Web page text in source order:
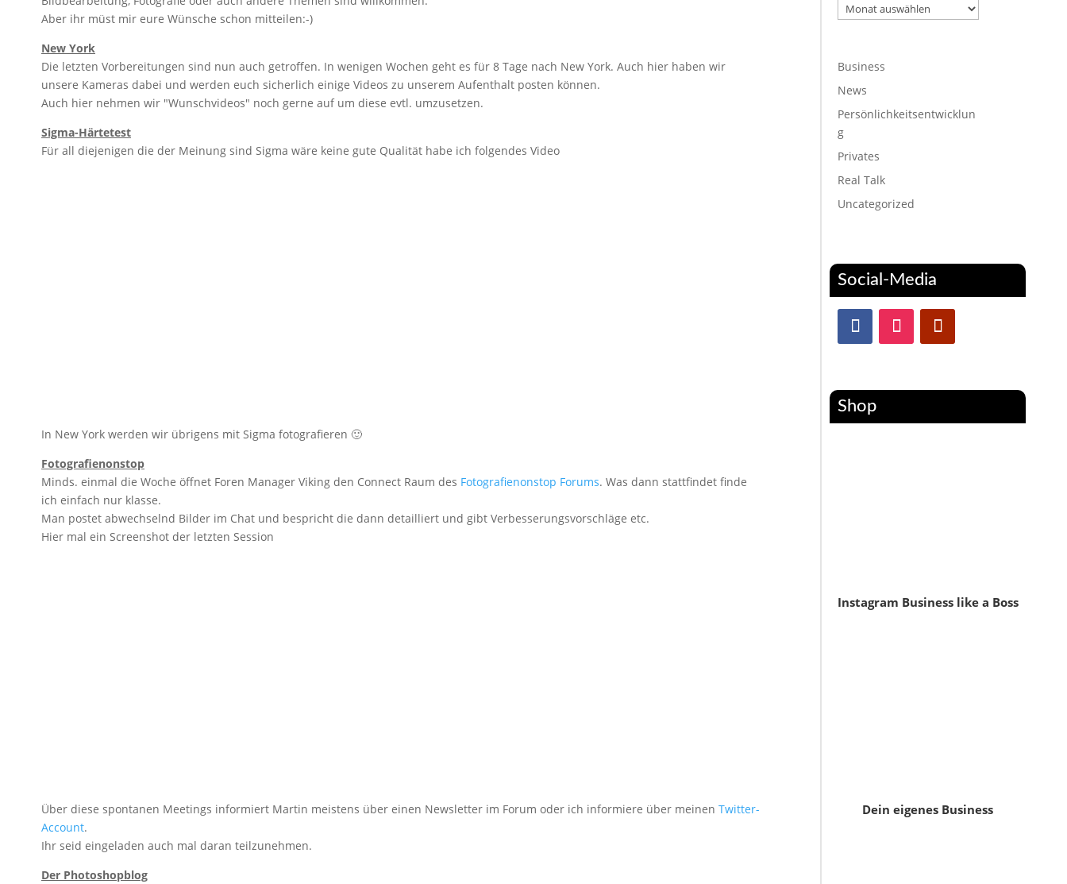
Aber ihr müst mir eure Wünsche schon mitteilen:-)
New York
Die letzten Vorbereitungen sind nun auch getroffen. In wenigen Wochen geht es für 8 Tage nach New York. Auch hier haben wir
unsere Kameras dabei und werden euch sicherlich einige Videos zu unserem Aufenthalt posten können.
Auch hier nehmen wir "Wunschvideos" noch gerne auf um diese evtl. umzusetzen.
Sigma-Härtetest
Für all diejenigen die der Meinung sind Sigma wäre keine gute Qualität habe ich folgendes Video
In New York werden wir übrigens mit Sigma fotografieren 🙂
Fotografienonstop
Minds. einmal die Woche öffnet Foren Manager Viking den Connect Raum des Fotografienonstop Forums. Was dann stattfindet finde
ich einfach nur klasse.
Man postet abwechselnd Bilder im Chat und bespricht die dann detailliert und gibt Verbesserungsvorschläge etc.
Hier mal ein Screenshot der letzten Session
Über diese spontanen Meetings informiert Martin meistens über einen Newsletter im Forum oder ich informiere über meinen Twitter-
Account.
Ihr seid eingeladen auch mal daran teilzunehmen.
Der Photoshopblog
Archiv
Business
News
Persönlichkeitsentwicklun
g
Privates
Real Talk
Uncategorized
Social-Media
Shop
Instagram Business like a Boss
Dein eigenes Business